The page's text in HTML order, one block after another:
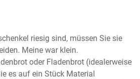
riesig sind, müssen Sie sie
Meine war klein.
oder Fladenbrot (idealerweise
es auf ein Stück Material